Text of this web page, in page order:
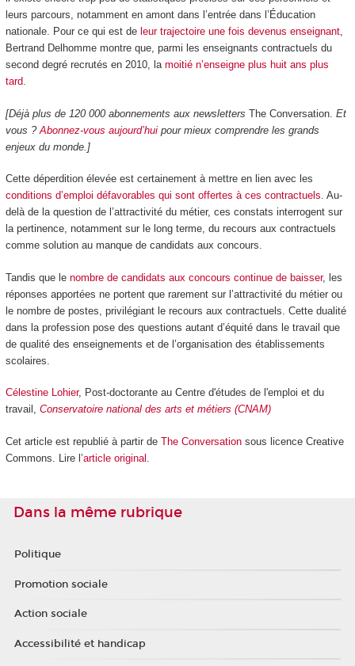
leurs parcours, notamment en amont dans l’entrée dans l’Éducation
nationale. Pour ce qui est de leur trajectoire une fois devenus enseignant,
Bertrand Delhomme montre que, parmi les enseignants contractuels du
second degré recrutés en 2010, la moitié n’enseigne plus huit ans plus
tard.
[Déjà plus de 120 000 abonnements aux newsletters The Conversation. Et
vous ? Abonnez-vous aujourd’huipour mieux comprendre les grands
enjeux du monde.]
Cette déperdition élevée est certainement à mettre en lien avec les
conditions d’emploi défavorables qui sont offertes à ces contractuels. Au-
delà de la question de l’attractivité du métier, ces constats interrogent sur
la pertinence, notamment sur le long terme, du recours aux contractuels
comme solution au manque de candidats aux concours.
Tandis que le nombre de candidats aux concours continue de baisser, les
réponses apportées ne portent que rarement sur l’attractivité du métier ou
le nombre de postes, privilégiant le recours aux contractuels. Cette dualité
dans la profession pose des questions autant d’équité dans le travail que
de qualité des enseignements et de l’organisation des établissements
scolaires.
Célestine Lohier, Post-doctorante au Centre d'études de l'emploi et du
travail, Conservatoire national des arts et métiers (CNAM)
Cet article est republié à partir de The Conversationsous licence Creative
Commons. Lire l’article original
Dans la même rubrique
Politique
Promotion sociale
Action sociale
Accessibilité et handicap